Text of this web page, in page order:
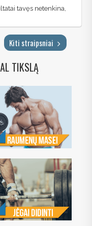
tavęs netenkina,
Kiti straipsniai
TIKSLĄ